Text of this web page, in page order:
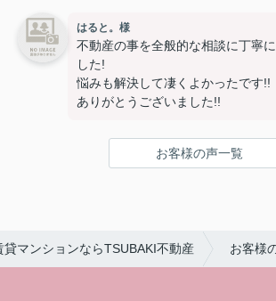
はると。様
不動産の事を全般的な相談に丁寧
した!
悩みも解決して凄くよかったです!!
ありがとうございました!!
お客様の声一覧
貸マンションならTSUBAKI不動産 お客様